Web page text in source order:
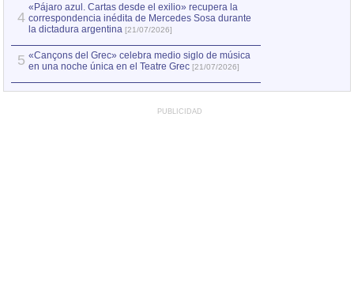
4
«Pájaro azul. Cartas desde el exilio» recupera la
correspondencia inédita de Mercedes Sosa durante
la dictadura argentina [21/07/2026]
5 «Cançons del Grec» celebra medio siglo de música
en una noche única en el Teatre Grec [21/07/2026]
PUBLICIDAD